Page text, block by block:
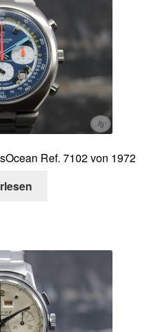
Ref. 7102 von 1972